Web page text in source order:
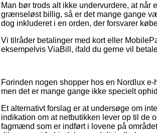
Man bør trods alt ikke undervurdere, at
grænseløst billig, så er det mange gange
dog inkluderet i en orden, der forsvarer
Vi tilråder betalinger med kort eller
eksempelvis ViaBill, ifald du gerne vil
Forinden nogen shopper hos en Nordlux
men det er mange gange ikke specielt
Et alternativt forslag er at undersøge om
indikation om at netbutikken lever op til de
fagmænd som er indført i lovene på